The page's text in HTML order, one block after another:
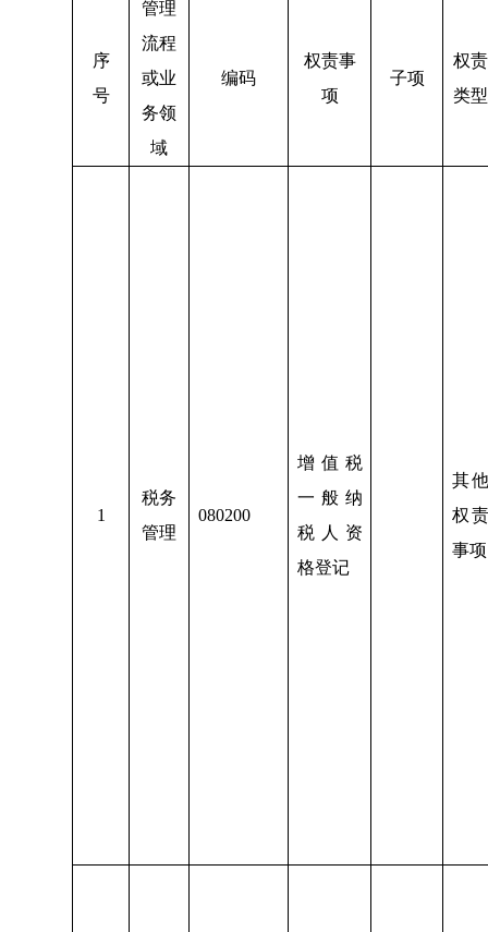
序
号
管理
流程
或业
务领
域
编码
权责事
项
子项
权责
类型
1
税务
管理
080200
增值税
一般纳
税人资
格登记
其
权
事项